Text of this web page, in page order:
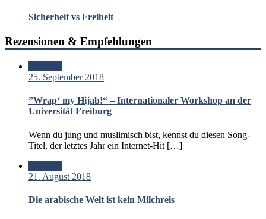
Sicherheit vs Freiheit
Rezensionen & Empfehlungen
25. September 2018
”Wrap‘ my Hijab!“ – Internationaler Workshop an der
Universität Freiburg
Wenn du jung und muslimisch bist, kennst du diesen Song-
Titel, der letztes Jahr ein Internet-Hit […]
21. August 2018
Die arabische Welt ist kein Milchreis